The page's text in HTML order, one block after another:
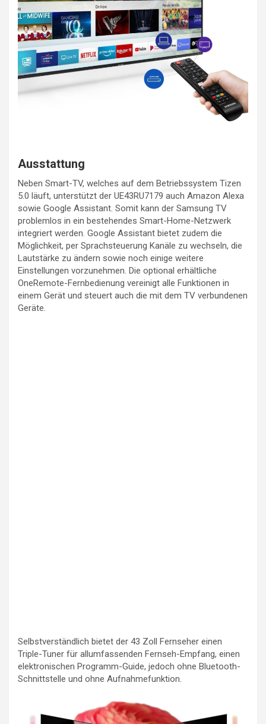
Ausstattung
Neben Smart-TV, welches auf dem Betriebssystem Tizen
5.0 läuft, unterstützt der UE43RU7179 auch Amazon Alexa
sowie Google Assistant. Somit kann der Samsung TV
problemlos in ein bestehendes Smart-Home-Netzwerk
integriert werden. Google Assistant bietet zudem die
Möglichkeit, per Sprachsteuerung Kanäle zu wechseln, die
Lautstärke zu ändern sowie noch einige weitere
Einstellungen vorzunehmen. Die optional erhältliche
OneRemote-Fernbedienung vereinigt alle Funktionen in
einem Gerät und steuert auch die mit dem TV verbundenen
Geräte.
Selbstverständlich bietet der 43 Zoll Fernseher einen
Triple-Tuner für allumfassenden Fernseh-Empfang, einen
elektronischen Programm-Guide, jedoch ohne Bluetooth-
Schnittstelle und ohne Aufnahmefunktion.